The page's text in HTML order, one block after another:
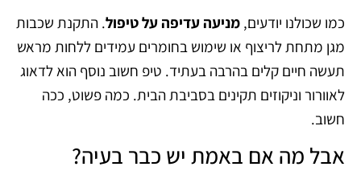
כמו שכולנו יודעים, מניעה עדיפה על טיפול. התקנת שכבות
מגן מתחת לריצוף או שימוש בחומרים עמידים ללחות מראש
תעשה חיים קלים בהרבה בעתיד. טיפ חשוב נוסף הוא לדאוג
לאוורור וניקוזים תקינים בסביבת הבית. כמה פשוט, ככה
חשוב.
אבל מה אם באמת יש כבר בעיה?